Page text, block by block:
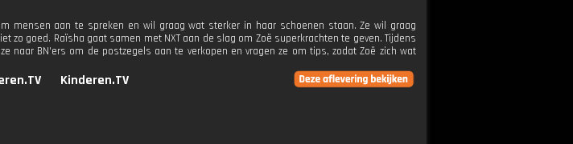
mensen aan te spreken en wil graag wat sterker in haar schoenen staan. Ze wil graag
zo goed. Raïsha gaat samen met NXT aan de slag om Zoë superkrachten te geven. Tijdens
naar BN'ers om de postzegels aan te verkopen en vragen ze om tips, zodat Zoë zich wat
Kinderen.TV